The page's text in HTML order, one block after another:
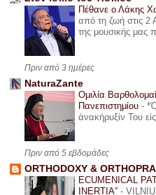
Πέθανε ο Λάκης
από τη ζωή στις 2
της μουσικής μας
Πριν από 3 ημέρες
NaturaZante
Ομιλία
Πανεπιστημίου -
ἀνακήρυξίν Του
Πριν από 5 εβδομάδες
ORTHODOXY &
ECUMENICAL
INERTIA” -